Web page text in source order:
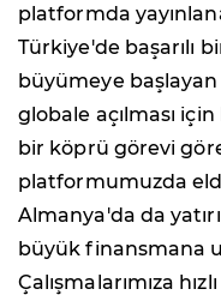
platformda
Türkiye'de başarılı
büyümeye
globale açılması
bir köprü görevi
platformumuzda
Almanya'da da
büyük finansmana
Çalışmalarımıza